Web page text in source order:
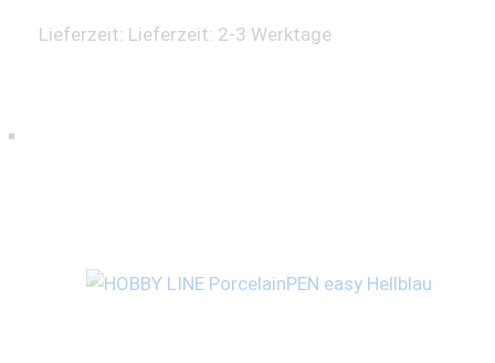
Lieferzeit: Lieferzeit: 2-3 Werktage